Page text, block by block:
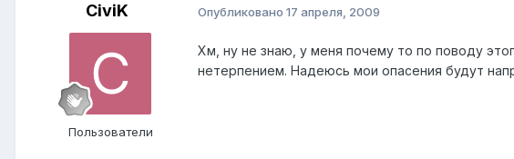
CiviK
Пользователи
Опубликовано 17 апреля, 2009
Хм, ну не знаю, у меня почему то по поводу
нетерпением. Надеюсь мои опасения будут